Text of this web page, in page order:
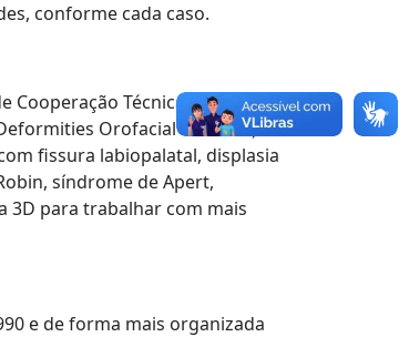
conforme cada caso.
Técnica com a
Orofacial Institute). O
fissura labiopalatal, displasia
síndrome de Apert,
3D para trabalhar com mais
e de forma mais organizada